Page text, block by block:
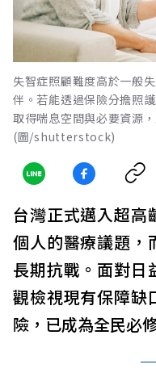
失智症照顧難度高於一般
伴。若能透過保險分擔照
取得喘息空間與必要資源
(圖/shutterstock)
台灣正式邁入超高
個人的醫療議題，
長期抗戰。面對日
觀檢視現有保障缺
險，已成為全民必